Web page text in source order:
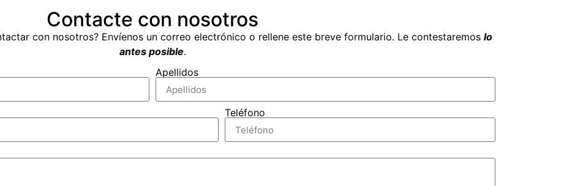
Contacte con nosotros
con nosotros? Envíenos un correo electrónico o rellene este breve formulario. Le contestaremos lo
antes posible.
Apellidos
Teléfono